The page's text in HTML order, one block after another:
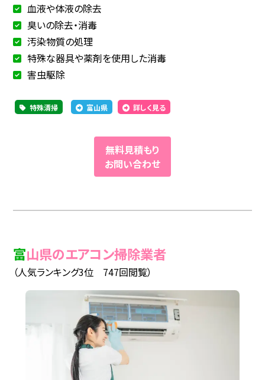
血液や体液の除去
臭いの除去・消毒
汚染物質の処理
特殊な器具や薬剤を使用した消毒
害虫駆除
特殊清掃 富山県 詳しく見る
無料見積もり
お問い合わせ
富山県のエアコン掃除業者
（人気ランキング3位 747回閲覧）